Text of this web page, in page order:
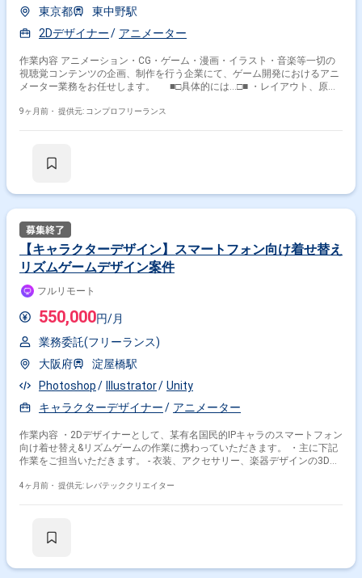
東京都
東中野駅
2Dデザイナー
アニメーター
作業内容 アニメーション・CG・ゲーム・漫画・イラスト・音楽等一切の
視聴覚コンテンツの企画、制作を行う企業にて、ゲーム開発におけるアニ
メーター業務をお任せします。 ■□具体的には…□■ ・レイアウト、原画
かしたい方 ・フルリモートで柔軟に働きたい方
9ヶ月前・ 提供元: コンプロフリーランス
【キャラクターデザイン】スマートフォン向け着せ替え
リズムゲームデザイン案件
フルリモート
550,000円/月
業務委託(フリーランス)
大阪府
淀屋橋駅
Photoshop
Illustrator
Unity
キャラクターデザイナー
アニメーター
作業内容 ・2Dデザイナーとして、某有名国民的IPキャラのスマートフォン
向け着せ替え&リズムゲームの作業に携わっていただきます。 ・主に下記
作業をご担当いただきます。 - 衣装、アクセサリー、楽器デザインの3Dモ
ボードの制作とギミック案制作 - ゲーム内アイテムアイコンのデザイン制
4ヶ月前・ 提供元: レバテッククリエイター
モーションデザイナー
3Dデザイナー